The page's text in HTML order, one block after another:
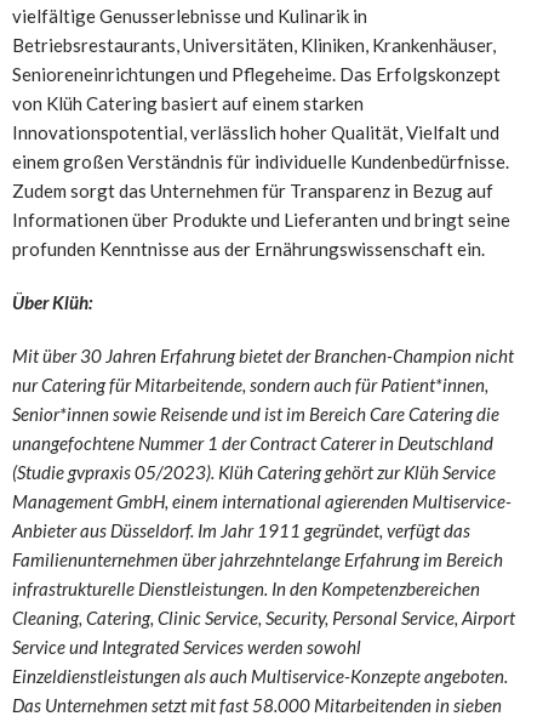
vielfältige Genusserlebnisse und Kulinarik in
Betriebsrestaurants, Universitäten, Kliniken, Krankenhäuser,
Senioreneinrichtungen und Pflegeheime. Das Erfolgskonzept
von Klüh Catering basiert auf einem starken
Innovationspotential, verlässlich hoher Qualität, Vielfalt und
einem großen Verständnis für individuelle Kundenbedürfnisse.
Zudem sorgt das Unternehmen für Transparenz in Bezug auf
Informationen über Produkte und Lieferanten und bringt seine
profunden Kenntnisse aus der Ernährungswissenschaft ein.
Über Klüh:
Mit über 30 Jahren Erfahrung bietet der Branchen-Champion nicht
nur Catering für Mitarbeitende, sondern auch für Patient*innen,
Senior*innen sowie Reisende und ist im Bereich Care Catering die
unangefochtene Nummer 1 der Contract Caterer in Deutschland
(Studie gvpraxis 05/2023). Klüh Catering gehört zur Klüh Service
Management GmbH, einem international agierenden Multiservice-
Anbieter aus Düsseldorf. Im Jahr 1911 gegründet, verfügt das
Familienunternehmen über jahrzehntelange Erfahrung im Bereich
infrastrukturelle Dienstleistungen. In den Kompetenzbereichen
Cleaning, Catering, Clinic Service, Security, Personal Service, Airport
Service und Integrated Services werden sowohl
Einzeldienstleistungen als auch Multiservice-Konzepte angeboten.
Das Unternehmen setzt mit fast 58.000 Mitarbeitenden in sieben